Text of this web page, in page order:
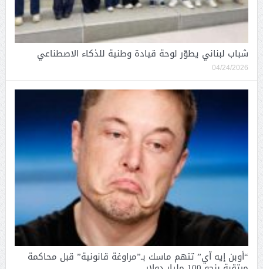
شباب لبناني يطوّر لوحة قيادة وطنية للذكاء الاصطناعي
04/24/2026
“أوبن إيه آي” تتهم ماسك بـ”مراوغة قانونية” قبل محاكمة